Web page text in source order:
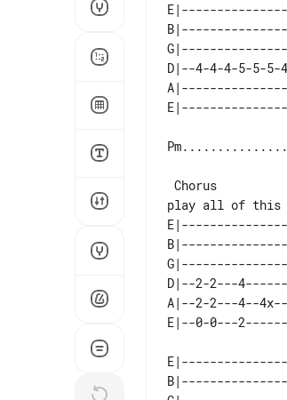
D|--4-4-4-5-5-
play all of this
D|--2-2---
A|--2-2---4--